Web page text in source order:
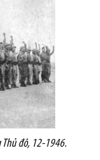
đô, 12-1946.